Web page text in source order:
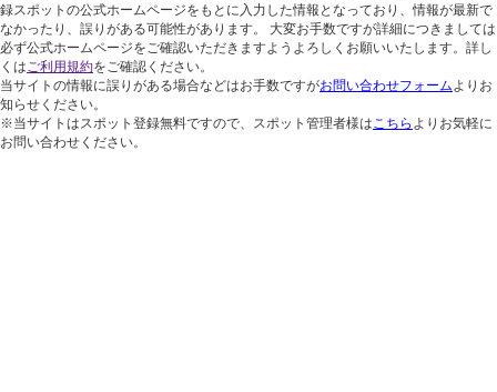
録スポットの公式ホームページをもとに入力した情報となっており、情報が最新で
なかったり、誤りがある可能性があります。 大変お手数ですが詳細につきましては
必ず公式ホームページをご確認いただきますようよろしくお願いいたします。詳し
くはご利用規約をご確認ください。
当サイトの情報に誤りがある場合などはお手数ですがお問い合わせフォームよりお
知らせください。
※当サイトはスポット登録無料ですので、スポット管理者様はこちら よりお気軽に
お問い合わせください。